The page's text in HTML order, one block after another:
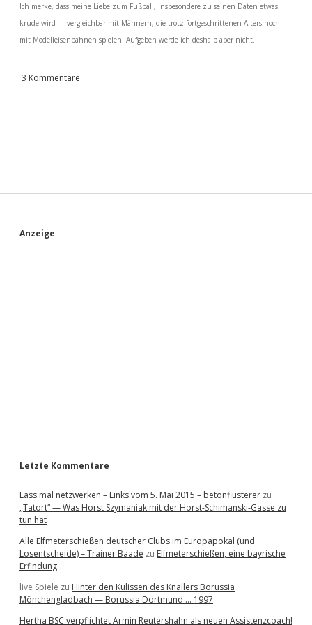
Ich merke, dass meine Liebe zum Fußball, insbesondere zu seinen Daten etwas
krude wird — vergleichbar mit Männern, die trotz fortgeschrittenen Alters noch
mit Modelleisenbahnen spielen. Aufgeben werde ich deshalb aber nicht.
3 Kommentare
S
Anzeige
Letzte Kommentare
Lass mal netzwerken – Links vom 5. Mai 2015 – betonflüsterer zu
„Tatort“ — Was Horst Szymaniak mit der Horst-Schimanski-Gasse zu
tun hat
Alle Elfmeterschießen deutscher Clubs im Europapokal (und
Losentscheide) – Trainer Baade zu Elfmeterschießen, eine bayrische
Erfindung
live Spiele zu Hinter den Kulissen des Knallers Borussia
Mönchengladbach — Borussia Dortmund … 1997
Hertha BSC verpflichtet Armin Reutershahn als neuen Assistenzcoach!